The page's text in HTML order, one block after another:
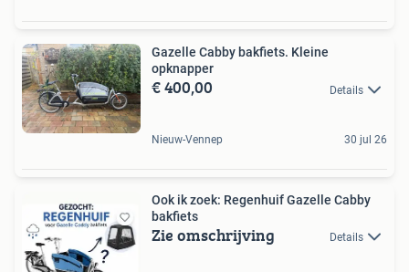
Gazelle Cabby bakfiets. Kleine
opknapper
€ 400,00 Details
Nieuw-Vennep 30 jul 26
Ook ik zoek: Regenhuif Gazelle Cabby
bakfiets
Zie omschrijving Details